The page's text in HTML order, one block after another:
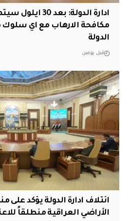
ادارة الدولة: بعد
مكافحة الارهاب مع اي سلوك
الدولة
قبل يومين
ائتلاف ادارة الدولة يؤكد على
الأراضي العراقية منطلقاً